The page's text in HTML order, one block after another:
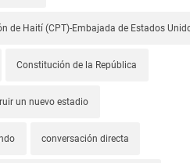
de Haití (CPT)-Embajada de Estados
Constitución de la República
un nuevo estadio
conversación directa